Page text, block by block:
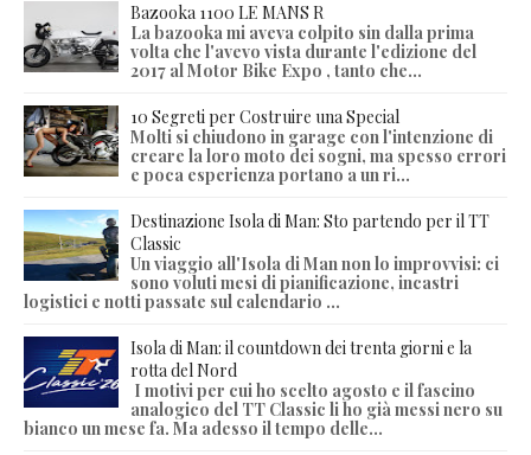
Bazooka 1100 LE MANS R
La bazooka mi aveva colpito sin dalla prima
volta che l'avevo vista durante l'edizione del
2017 al Motor Bike Expo , tanto che...
10 Segreti per Costruire una Special
Molti si chiudono in garage con l'intenzione di
creare la loro moto dei sogni, ma spesso errori
e poca esperienza portano a un ri...
Destinazione Isola di Man: Sto partendo per il TT
Classic
Un viaggio all'Isola di Man non lo improvvisi: ci
sono voluti mesi di pianificazione, incastri
logistici e notti passate sul calendario ...
Isola di Man: il countdown dei trenta giorni e la
rotta del Nord
I motivi per cui ho scelto agosto e il fascino
analogico del TT Classic li ho già messi nero su
bianco un mese fa. Ma adesso il tempo delle...